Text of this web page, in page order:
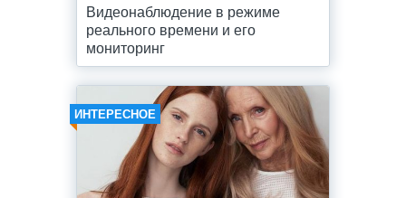
Видеонаблюдение в режиме
реального времени и его
мониторинг
ИНТЕРЕСНОЕ